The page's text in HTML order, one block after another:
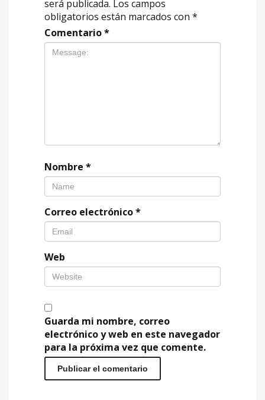
será publicada. Los campos
obligatorios están marcados con *
Comentario*
Nombre *
Correo electrónico*
Web
Guarda mi nombre, correo
electrónico y web en este navegador
para la próxima vez que comente.